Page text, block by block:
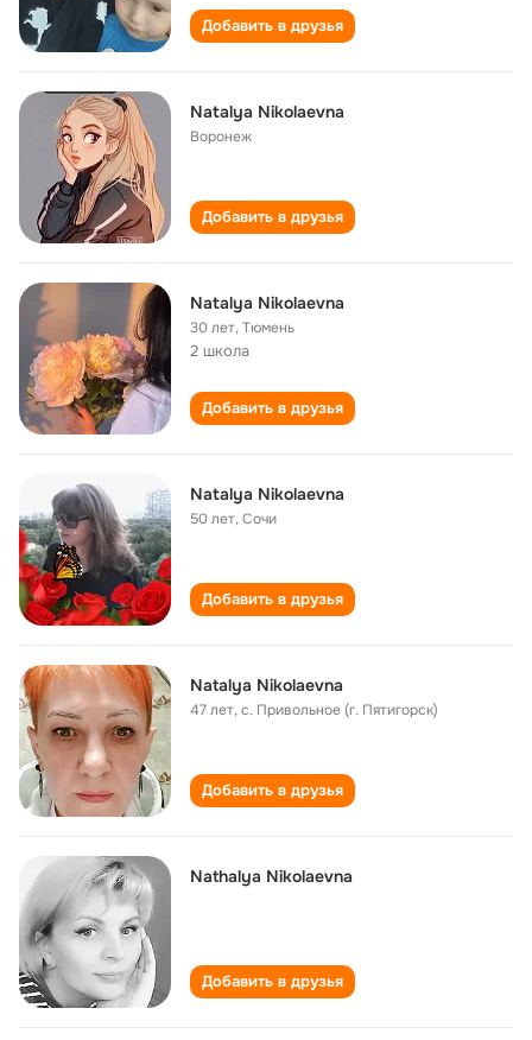
Добавить в друзья
Natalya Nikolaevna
Воронеж
Добавить в друзья
Natalya Nikolaevna
30 лет,Тюмень
2 школа
Добавить в друзья
Natalya Nikolaevna
50 лет,Сочи
Добавить в друзья
Natаlya Nikolaevna
47 лет,с. Привольное (г. Пятигорск)
Добавить в друзья
Nathalya Nikolaevna
Добавить в друзья